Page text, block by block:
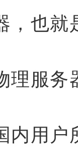
，也就
理服务
内用户